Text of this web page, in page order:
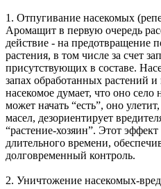
1. Отпугивание насекомых
Аромащит в первую очередь
действие - на предотвращение
растения, в том числе за счет
присутствующих в составе.
запах обработанных растений
насекомое думает, что оно село
может начать “есть”, оно
масел, дезориентирует
“растение-хозяин”. Этот эффект
длительного времени,
долговременный контроль.
2. Уничтожение насекомых-